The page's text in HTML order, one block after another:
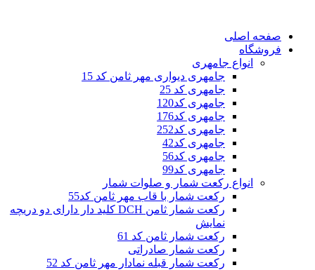
صفحه اصلی
فروشگاه
انواع جامهری
جامهری دیواری مهر ثامن کد 15
جامهری کد 25
جامهری کد120
جامهری کد176
جامهری کد252
جامهری کد42
جامهری کد56
جامهری کد99
انواع رکعت شمار و صلوات شمار
رکعت شمار با قاب مهر ثامن کد55
رکعت شمار ثامن DCH کلید دار دارای دو دریچه
نمایش
رکعت شمار ثامن کد 61
رکعت شمار صادراتی
رکعت شمار قبله نمادار مهر ثامن کد 52